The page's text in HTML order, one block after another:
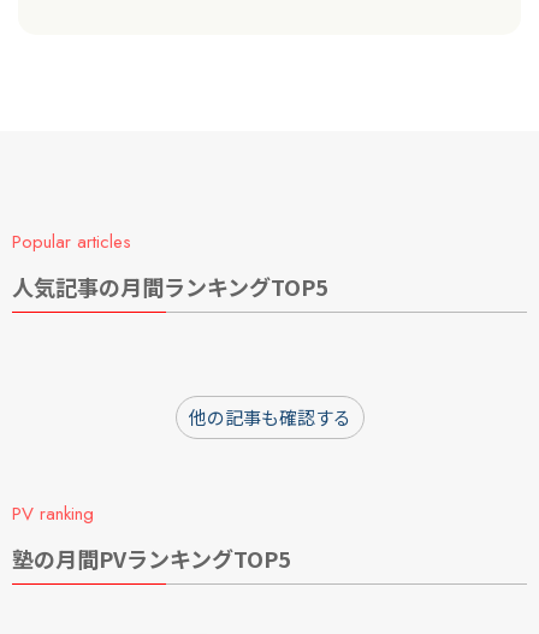
Popular articles
人気記事の月間ランキングTOP5
他の記事も確認する
PV ranking
塾の月間PVランキングTOP5